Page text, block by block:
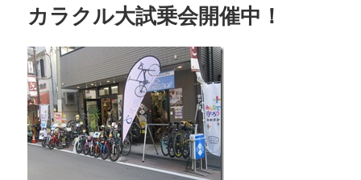
カラクル大試乗会開催中！